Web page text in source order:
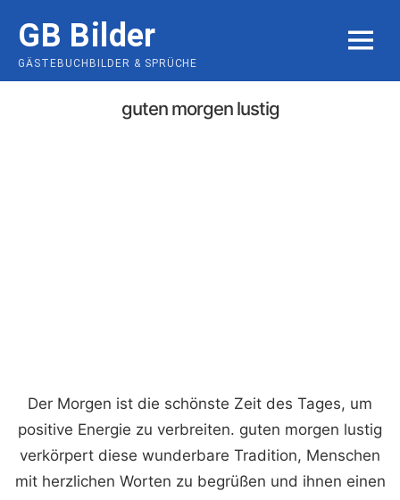
content
GB Bilder
GÄSTEBUCHBILDER & SPRÜCHE
MENU
guten morgen lustig
Der Morgen ist die schönste Zeit des Tages, um
positive Energie zu verbreiten. guten morgen lustig
verkörpert diese wunderbare Tradition, Menschen
mit herzlichen Worten zu begrüßen und ihnen einen